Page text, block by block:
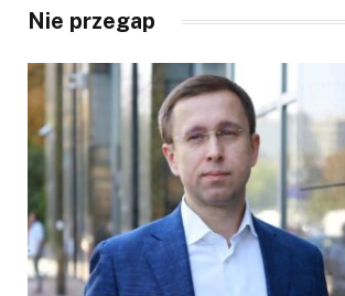
Nie przegap